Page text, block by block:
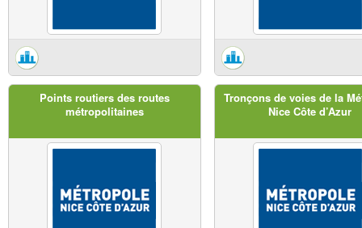
Points routiers des routes
métropolitaines
Tronçons de voies de la
Nice Côte d’Azur